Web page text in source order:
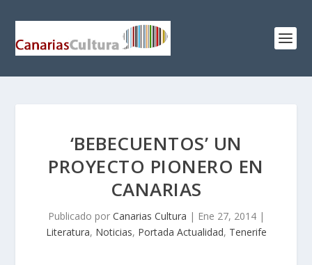
‘BEBECUENTOS’ UN
PROYECTO PIONERO EN
CANARIAS
Publicado por Canarias Cultura | Ene 27, 2014|
Literatura, Noticias, Portada Actualidad, Tenerife